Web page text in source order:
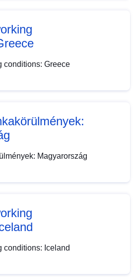
conditions: Greece
Magyarország
conditions: Iceland